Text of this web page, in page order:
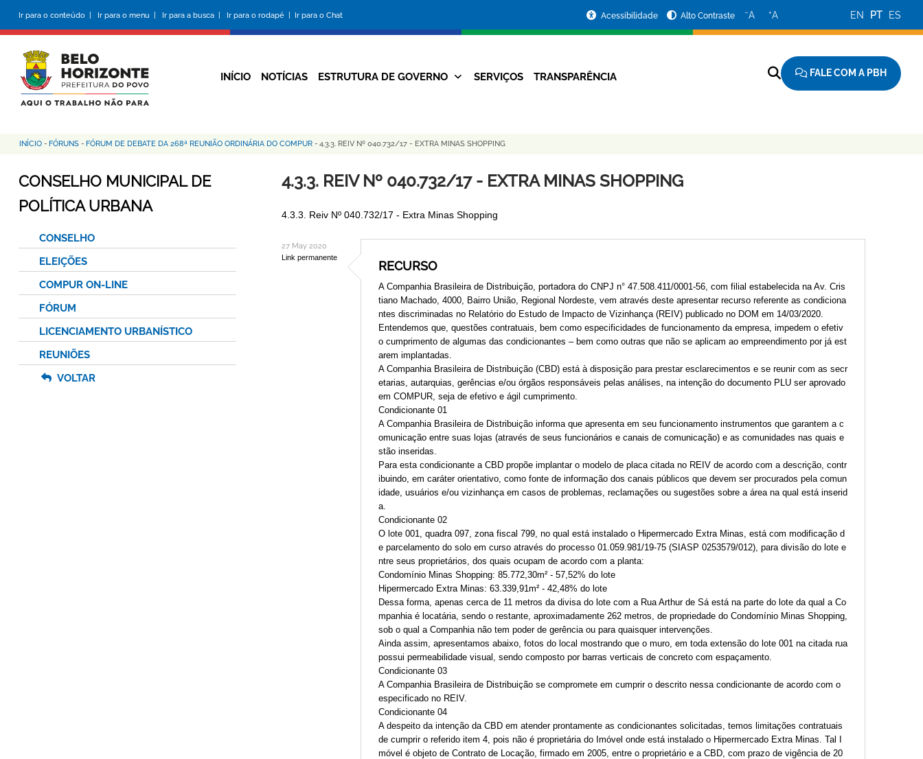
conteúdo
principal
Ir para o conteúdo | Ir para o menu | Ir para a busca | Ir para o rodapé | Ir para o Chat
da
Prefeitura
Acessibilidade Alto Contraste −A +A EN PT ES
Navegação
INÍCIO NOTÍCIAS ESTRUTURA DE GOVERNO SERVIÇOS TRANSPARÊNCIA FALE COM A PBH
Trilha
de
navegação
INÍCIO - FÓRUNS - FÓRUM DE DEBATE DA 268ª REUNIÃO ORDINÁRIA DO COMPUR - 4.3.3. REIV Nº 040.732/17 - EXTRA MINAS SHOPPING
4.3.3. REIV Nº 040.732/17 - EXTRA MINAS SHOPPING
4.3.3. Reiv Nº 040.732/17 - Extra Minas Shopping
27 May 2020
Link permanente
RECURSO
A Companhia Brasileira de Distribuição, portadora do CNPJ n° 47.508.411/0001-56, com filial estabelecida na Av. Cris
tiano Machado, 4000, Bairro União, Regional Nordeste, vem através deste apresentar recurso referente as condiciona
ntes discriminadas no Relatório do Estudo de Impacto de Vizinhança (REIV) publicado no DOM em 14/03/2020.
Entendemos que, questões contratuais, bem como especificidades de funcionamento da empresa, impedem o efetiv
o cumprimento de algumas das condicionantes – bem como outras que não se aplicam ao empreendimento por já est
arem implantadas.
A Companhia Brasileira de Distribuição (CBD) está à disposição para prestar esclarecimentos e se reunir com as secr
etarias, autarquias, gerências e/ou órgãos responsáveis pelas análises, na intenção do documento PLU ser aprovado
em COMPUR, seja de efetivo e ágil cumprimento.
Condicionante 01
A Companhia Brasileira de Distribuição informa que apresenta em seu funcionamento instrumentos que garantem a c
omunicação entre suas lojas (através de seus funcionários e canais de comunicação) e as comunidades nas quais e
stão inseridas.
Para esta condicionante a CBD propõe implantar o modelo de placa citada no REIV de acordo com a descrição, contr
ibuindo, em caráter orientativo, como fonte de informação dos canais públicos que devem ser procurados pela comun
idade, usuários e/ou vizinhança em casos de problemas, reclamações ou sugestões sobre a área na qual está inserid
a.
Condicionante 02
O lote 001, quadra 097, zona fiscal 799, no qual está instalado o Hipermercado Extra Minas, está com modificação d
e parcelamento do solo em curso através do processo 01.059.981/19-75 (SIASP 0253579/012), para divisão do lote e
ntre seus proprietários, dos quais ocupam de acordo com a planta:
Condomínio Minas Shopping: 85.772,30m² - 57,52% do lote
Hipermercado Extra Minas: 63.339,91m² - 42,48% do lote
Dessa forma, apenas cerca de 11 metros da divisa do lote com a Rua Arthur de Sá está na parte do lote da qual a Co
mpanhia é locatária, sendo o restante, aproximadamente 262 metros, de propriedade do Condomínio Minas Shopping,
sob o qual a Companhia não tem poder de gerência ou para quaisquer intervenções.
Ainda assim, apresentamos abaixo, fotos do local mostrando que o muro, em toda extensão do lote 001 na citada rua
possui permeabilidade visual, sendo composto por barras verticais de concreto com espaçamento.
Condicionante 03
A Companhia Brasileira de Distribuição se compromete em cumprir o descrito nessa condicionante de acordo com o
especificado no REIV.
Condicionante 04
A despeito da intenção da CBD em atender prontamente as condicionantes solicitadas, temos limitações contratuais
de cumprir o referido item 4, pois não é proprietária do Imóvel onde está instalado o Hipermercado Extra Minas. Tal I
móvel é objeto de Contrato de Locação, firmado em 2005, entre o proprietário e a CBD, com prazo de vigência de 20
CONSELHO MUNICIPAL DE
POLÍTICA URBANA
CONSELHO
ELEIÇÕES
COMPUR ON-LINE
FÓRUM
LICENCIAMENTO URBANÍSTICO
REUNIÕES
VOLTAR